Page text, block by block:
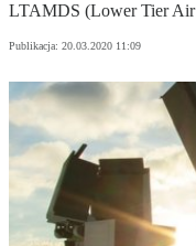
LTAMDS (Lower Tier Air
Publikacja: 20.03.2020 11:09